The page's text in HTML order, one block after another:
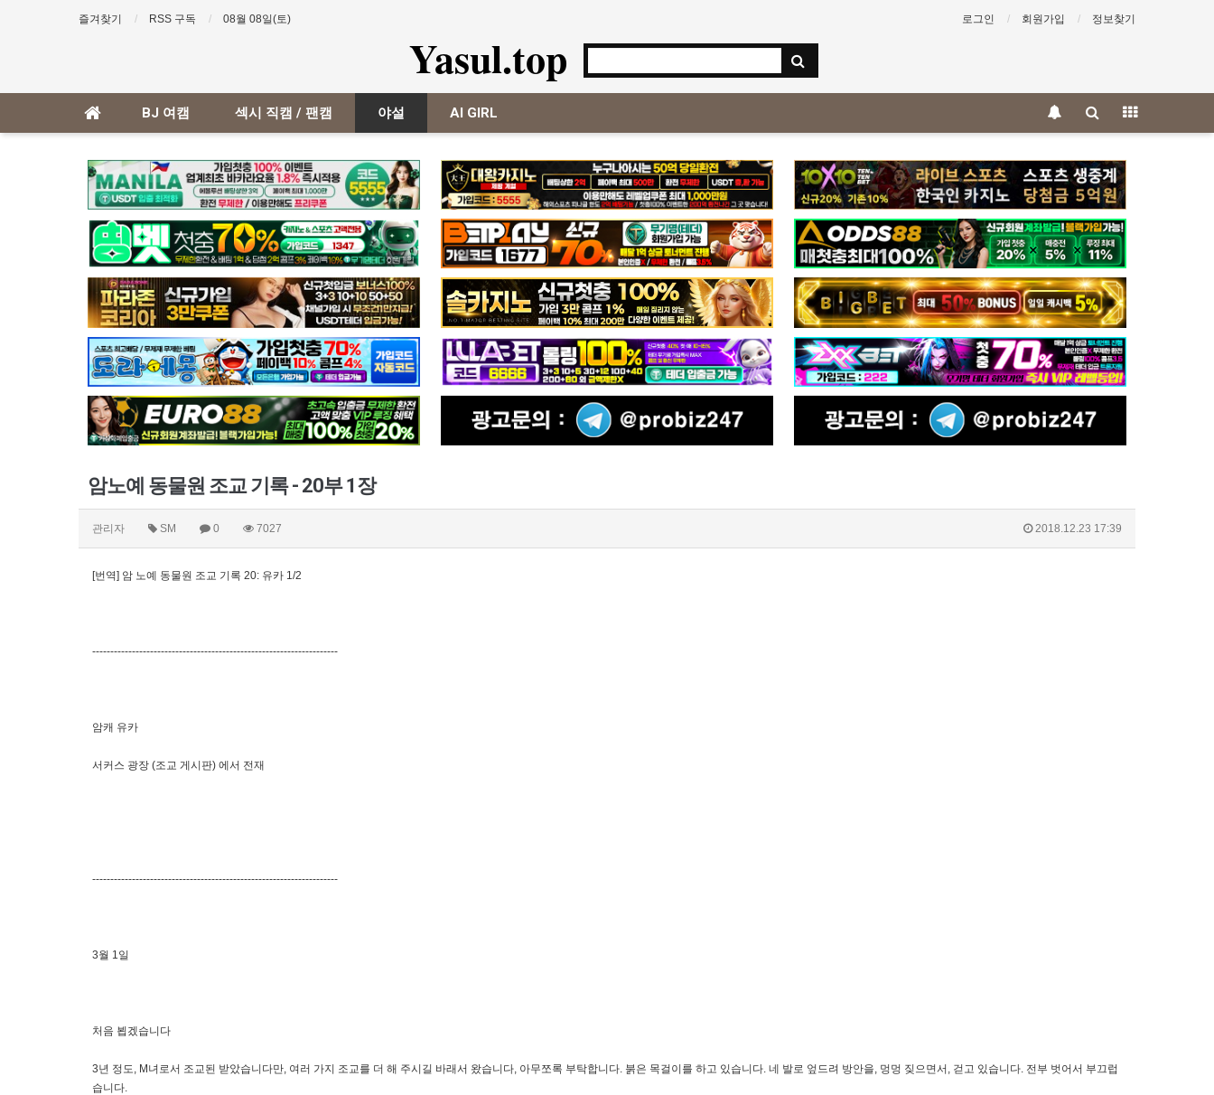
즐겨찾기 RSS 구독 08월 08일(토) 로그인 회원가입 정보찾기
Yasul.top
BJ 여캠 섹시 직캠 / 팬캠 야설 AI GIRL
암노예 동물원 조교 기록 - 20부 1장
관리자 SM 0 7027 2018.12.23 17:39
[번역] 암 노예 동물원 조교 기록 20: 유카 1/2
--------------------------------------------------------------------
암캐 유카
서커스 광장 (조교 게시판) 에서 전재
--------------------------------------------------------------------
3월 1일
처음 뵙겠습니다
3년 정도, M녀로서 조교된 받았습니다만, 여러 가지 조교를 더 해 주시길 바래서 왔습니다, 아무쪼록 부탁합니다. 붉은 목걸이를 하고 있습니다. 네 발로 엎드려 방안을, 멍멍 짖으면서, 걷고 있습니다. 전부 벗어서 부끄럽
습니다.